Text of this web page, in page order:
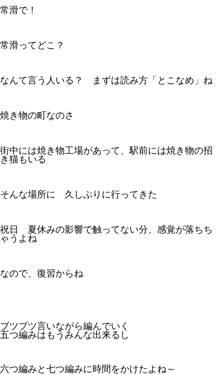
常滑で！
常滑ってどこ？
なんて言う人いる？ まずは読み方「とこなめ」ね
焼き物の町なのさ
街中には焼き物工場があって、駅前には焼き物の招
き猫もいる
そんな場所に 久しぶりに行ってきた
祝日 夏休みの影響で触ってない分、感覚が落ちち
ゃうよね
なので、復習からね
ブツブツ言いながら編んでいく
五つ編みはもうみんな出来るし
六つ編みと七つ編みに時間をかけたよね～